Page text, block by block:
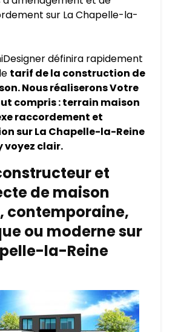
sur La Chapelle-la-
définira rapidement
tarif de la construction de
Nous réaliserons Votre
compris : terrain maison
raccordement et
sur La Chapelle-la-Reine
voyez clair.
et
de maison
contemporaine,
ou moderne sur
la-Reine